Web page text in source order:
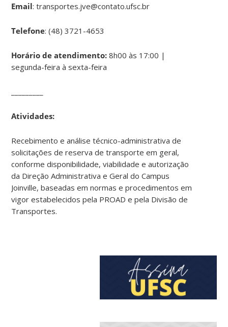
Email: transportes.jve@contato.ufsc.br
Telefone: (48) 3721-4653
Horário de atendimento: 8h00 às 17:00 |
segunda-feira à sexta-feira
Atividades:
Recebimento e análise técnico-administrativa de
solicitações de reserva de transporte em geral,
conforme disponibilidade, viabilidade e autorização
da Direção Administrativa e Geral do Campus
Joinville, baseadas em normas e procedimentos em
vigor estabelecidos pela PROAD e pela Divisão de
Transportes.